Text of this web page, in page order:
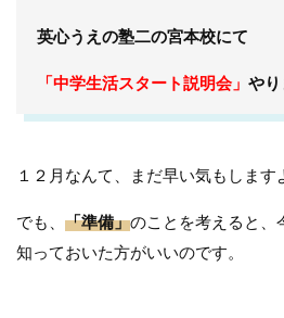
英心うえの塾二の宮本校にて
「中学生活スタート説明会」 やり
１２月なんて、まだ早い気もします
でも、 「準備」のことを考えると、
知っておいた方がいいのです。